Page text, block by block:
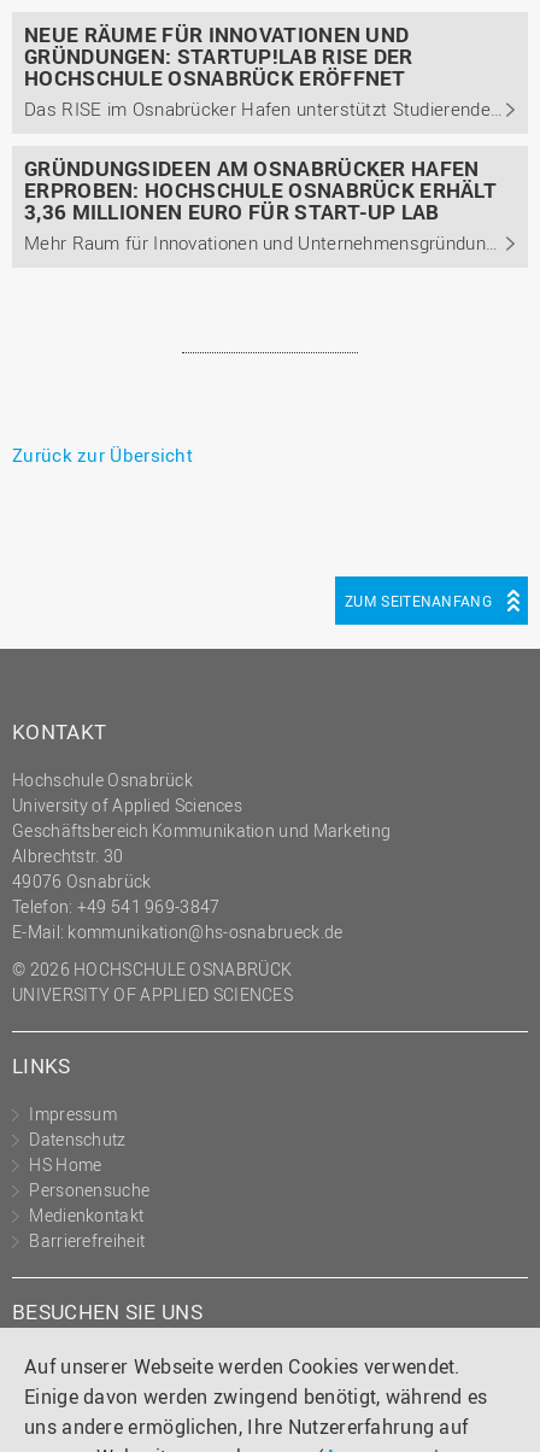
Auf unserer Webseite werden Cookies verwendet.
Einige davon werden zwingend benötigt, während es
uns andere ermöglichen, Ihre Nutzererfahrung auf
NEUE RÄUME FÜR INNOVATIONEN UND
GRÜNDUNGEN: STARTUP!LAB RISE DER
HOCHSCHULE OSNABRÜCK ERÖFFNET
Das RISE im Osnabrücker Hafen unterstützt Studierende in der Vorgründungsphase mit Workshops, Beratung, Werkstätten, Seminarräumen und einer Kickstartförderung.
GRÜNDUNGSIDEEN AM OSNABRÜCKER HAFEN
ERPROBEN: HOCHSCHULE OSNABRÜCK ERHÄLT
3,36 MILLIONEN EURO FÜR START-UP LAB
Mehr Raum für Innovationen und Unternehmensgründungen aus der Lehre
Zurück zur Übersicht
ZUM SEITENANFANG
KONTAKT
Hochschule Osnabrück
University of Applied Sciences
Geschäftsbereich Kommunikation und Marketing
Albrechtstr. 30
49076 Osnabrück
Telefon: +49 541 969-3847
E-Mail: kommunikation@hs-osnabrueck.de
© 2026 HOCHSCHULE OSNABRÜCK
UNIVERSITY OF APPLIED SCIENCES
LINKS
Impressum
Datenschutz
HS Home
Personensuche
Medienkontakt
Barrierefreiheit
BESUCHEN SIE UNS
Instagram
TiktokLinkedIn
YouTube
Facebook